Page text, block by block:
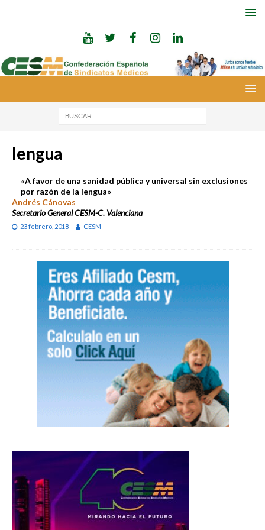
lengua
«A favor de una sanidad pública y universal sin exclusiones
por razón de la lengua»
Andrés Cánovas
Secretario General CESM-C. Valenciana
23 febrero, 2018 CESM